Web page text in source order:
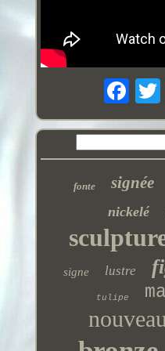
fonte signée
nickelé
signe lustre
tulipe
nouveau